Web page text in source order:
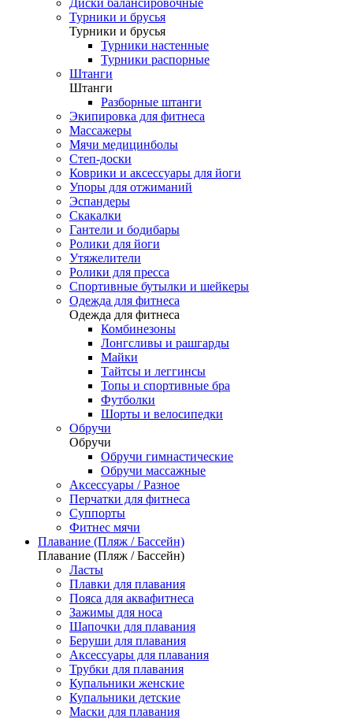
Диски балансировочные
Турники и брусья
Турники и брусья
Турники настенные
Турники распорные
Штанги
Штанги
Разборные штанги
Экипировка для фитнеса
Массажеры
Мячи медицинболы
Степ-доски
Коврики и аксессуары для йоги
Упоры для отжиманий
Эспандеры
Скакалки
Гантели и бодибары
Ролики для йоги
Утяжелители
Ролики для пресса
Спортивные бутылки и шейкеры
Одежда для фитнеса
Одежда для фитнеса
Комбинезоны
Лонгсливы и рашгарды
Майки
Тайтсы и леггинсы
Топы и спортивные бра
Футболки
Шорты и велосипедки
Обручи
Обручи
Обручи гимнастические
Обручи массажные
Аксессуары / Разное
Перчатки для фитнеса
Суппорты
Фитнес мячи
Плавание (Пляж / Бассейн)
Плавание (Пляж / Бассейн)
Ласты
Плавки для плавания
Пояса для аквафитнеса
Зажимы для носа
Шапочки для плавания
Беруши для плавания
Аксессуары для плавания
Трубки для плавания
Купальники женские
Купальники детские
Маски для плавания